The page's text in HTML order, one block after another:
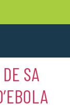
SA